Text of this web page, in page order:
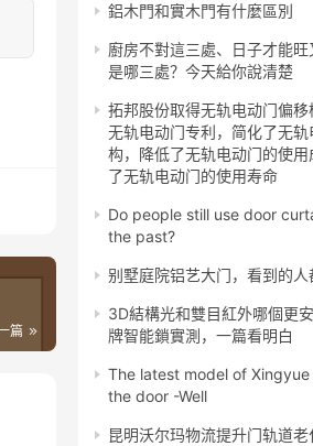
篇
鋁木門和實木門有什麼區別
廚房不對這三處、日子才能
是哪三處？今天給你說清楚
拓邦股份取得无轨电动门偏移
无轨电动门专利，简化了无
构，降低了无轨电动门的使用
了无轨电动门的使用寿命
Do people still use door
the past?
别墅庭院铝艺大门，看到的人
3D結構光和雙目紅外哪個更
牌智能鎖實測，一篇看明白
The latest model of
the door -Well
昆明沃尔玛物流提升门轨道老